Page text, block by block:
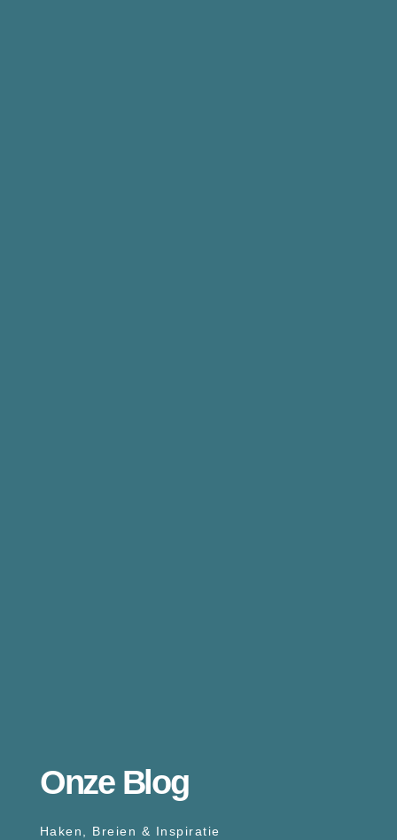
Onze Blog
Haken, Breien & Inspiratie